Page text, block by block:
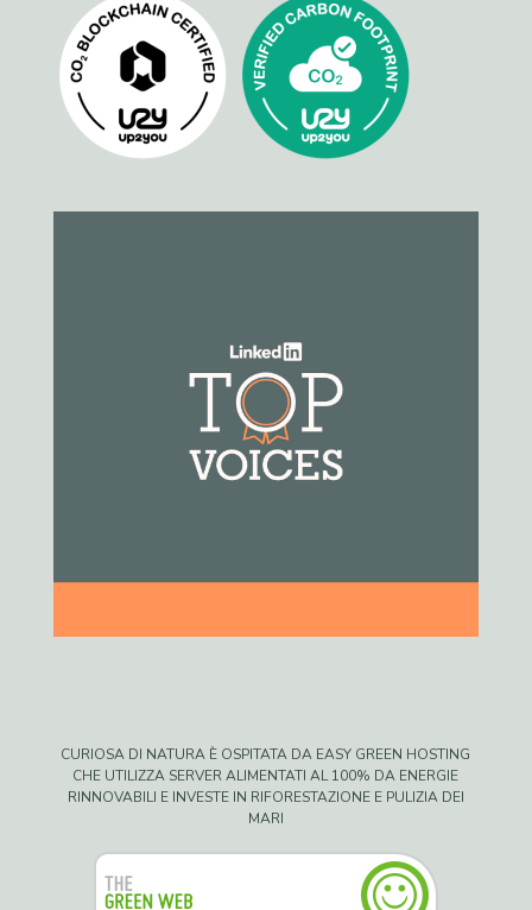
CURIOSA DI NATURA È OSPITATA DA EASY GREEN HOSTING
CHE UTILIZZA SERVER ALIMENTATI AL 100% DA ENERGIE
RINNOVABILI E INVESTE IN RIFORESTAZIONE E PULIZIA DEI
MARI